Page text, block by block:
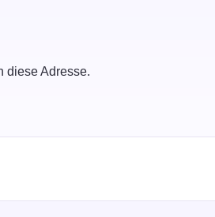
diese Adresse.